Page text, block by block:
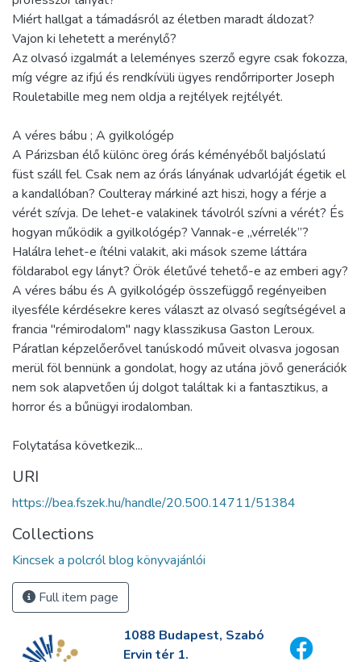
Miért hallgat a támadásról az életben maradt áldozat?
Vajon ki lehetett a merénylő?
Az olvasó izgalmát a leleményes szerző egyre csak fokozza,
míg végre az ifjú és rendkívüli ügyes rendőrriporter Joseph
Rouletabille meg nem oldja a rejtélyek rejtélyét.
A véres bábu ; A gyilkológép
A Párizsban élő különc öreg órás kéményéből baljóslatú
füst száll fel. Csak nem az órás lányának udvarlóját égetik el
a kandallóban? Coulteray márkiné azt hiszi, hogy a férje a
vérét szívja. De lehet-e valakinek távolról szívni a vérét? És
hogyan működik a gyilkológép? Vannak-e „vérrelék”?
Halálra lehet-e ítélni valakit, aki mások szeme láttára
földarabol egy lányt? Örök életűvé tehető-e az emberi agy?
A véres bábu és A gyilkológép összefüggő regényeiben
ilyesféle kérdésekre keres választ az olvasó segítségével a
francia "rémirodalom" nagy klasszikusa Gaston Leroux.
Páratlan képzelőerővel tanúskodó műveit olvasva jogosan
merül föl bennünk a gondolat, hogy az utána jövő generációk
nem sok alapvetően új dolgot találtak ki a fantasztikus, a
horror és a bűnügyi irodalomban.
Folytatása következik...
URI
https://bea.fszek.hu/handle/20.500.14711/51384
Collections
Kincsek a polcról blog könyvajánlói
Full item page
1088 Budapest, Szabó
Ervin tér 1.